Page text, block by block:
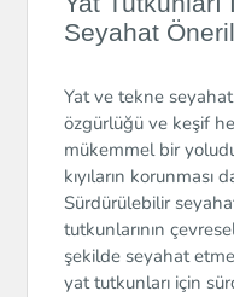
Seyahat
Yat ve tekne
özgürlüğü ve keşif
mükemmel bir
kıyıların korunması
Sürdürülebilir
tutkunlarının
şekilde seyahat
yat tutkunları için